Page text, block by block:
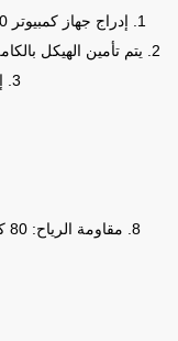
1. إدراج جهاز كمبيوتر 10 مم في إطار الألومنيوم ، مقاومة جيدة للرياح.
2. يتم تأمين الهيكل بالكامل بواسطة براغي ، بدلاً من البراغي والصواميل.
3. إنها خفيفة ، لكنها قوية بما يكفي مع دعائم أفقية.
8. مقاومة الرياح: 80 كم / ساعة.سعة تحميل الثلج: 40 كلغ / متر مربع.